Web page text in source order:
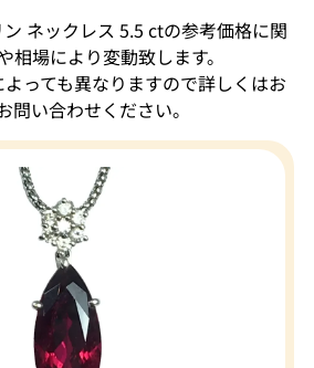
ネックレス 5.5 ctの参考価格に関
相場により変動致します。
っても異なりますので詳しくはお
問い合わせください。